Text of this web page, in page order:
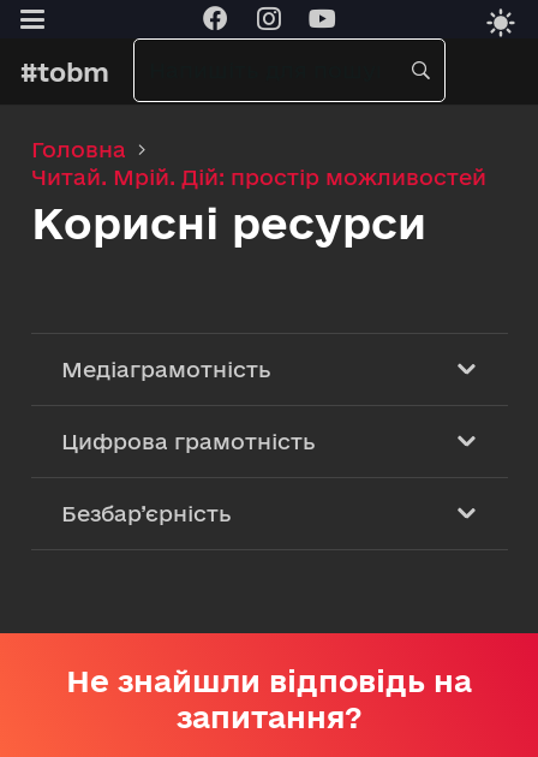
#tobm
Головна
Читай. Мрій. Дій: простір можливостей
Корисні ресурси
Медіаграмотність
Цифрова грамотність
Безбар’єрність
Не знайшли відповідь на
запитання?